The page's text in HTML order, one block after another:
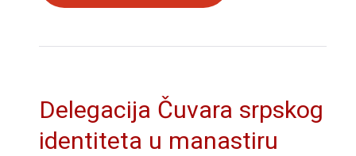
Delegacija Čuvara srpskog
identiteta u manastiru